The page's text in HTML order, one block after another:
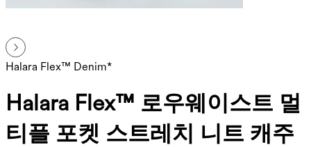
Halara Flex™ Denim*
Halara Flex™ 로우웨이스트 멀
티플 포켓 스트레치 니트 캐주